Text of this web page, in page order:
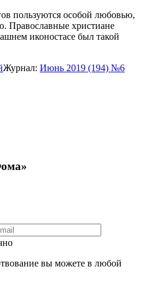
пользуются особой любовью,
Православные христиане
иконостасе был такой
Журнал: Июнь 2019 (194) №6
вы можете в любой